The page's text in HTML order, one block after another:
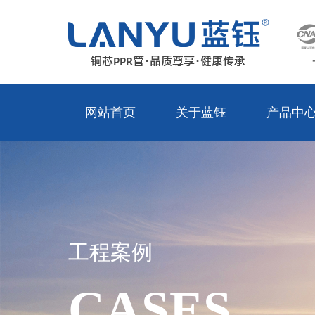
网站首页 关于蓝钰 产品中
工程案例